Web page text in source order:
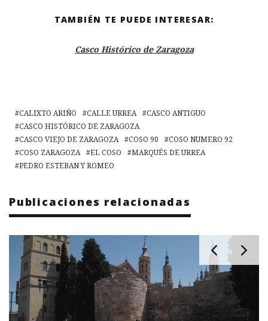
TAMBIÉN TE PUEDE INTERESAR:
Casco Histórico de Zaragoza
CALIXTO ARIÑO CALLE URREA
CASCO ANTIGUO
CASCO HISTÓRICO DE ZARAGOZA
CASCO VIEJO DE ZARAGOZA
COSO 90
COSO NUMERO 92
COSO ZARAGOZA
EL COSO
MARQUÉS DE URREA
PEDRO ESTEBAN Y ROMEO
Publicaciones relacionadas